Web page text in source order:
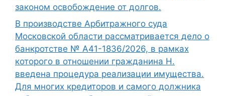
законом освобождение от долгов.
В производстве Арбитражного суда
Московской области рассматривается дело о
банкротстве № А41-1836/2026, в рамках
которого в отношении гражданина Н.
введена процедура реализации имущества.
Для многих кредиторов и самого должника